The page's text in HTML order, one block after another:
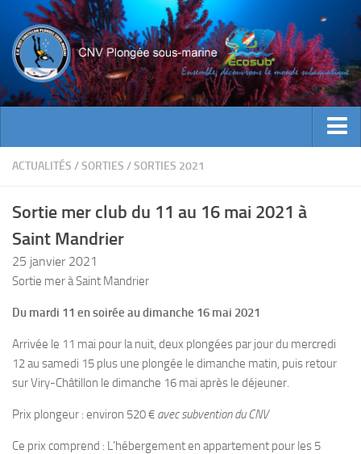
ACTUALITES
INFOS CNV
Contacts
Historique
Plouf
ECOLE DE PLONGEE
ACTUALITÉS /SORTIES /SORTIES 2021
Sortie mer club du 11 au 16 mai 2021 à
Saint Mandrier
25 janvier 2021
Sortie mer à Saint Mandrier
Du mardi 11 en soirée au dimanche 16 mai 2021
Arrivée le 11 mai pour la nuit, deux plongées par jour du mercredi
12 au samedi 15 plus une plongée le dimanche matin, puis retour
sur Viry-Châtillon le dimanche 16 mai après le déjeuner.
Prix plongeur : environ 520 € avec subvention du CNV
Ce prix comprend : L’hébergement en appartement pour les 5